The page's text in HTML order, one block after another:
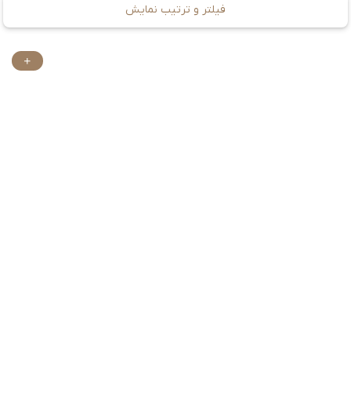
فیلتر و ترتیب نمایش